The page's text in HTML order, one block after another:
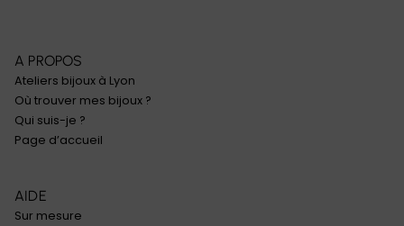
AIDE
Sur mesure
A PROPOS
Ateliers bijoux à Lyon
Où trouver mes bijoux ?
Qui suis-je ?
Page d’accueil